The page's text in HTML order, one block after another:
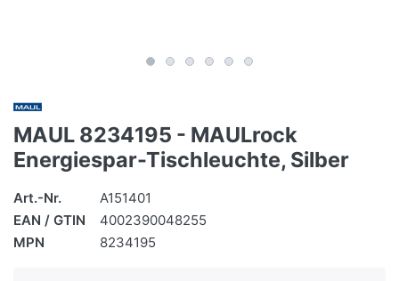
MAUL 8234195 - MAULrock
Energiespar-Tischleuchte, Silber
Art.-Nr.
A151401
EAN / GTIN
4002390048255
MPN
8234195